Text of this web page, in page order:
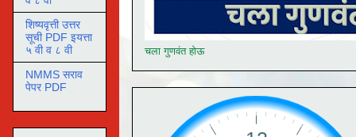
चला गुणवंत होऊ
शिष्यवृत्ती उत्तर
सूची PDF इयत्ता
५ वी व ८ वी
NMMS सराव
पेपर PDF